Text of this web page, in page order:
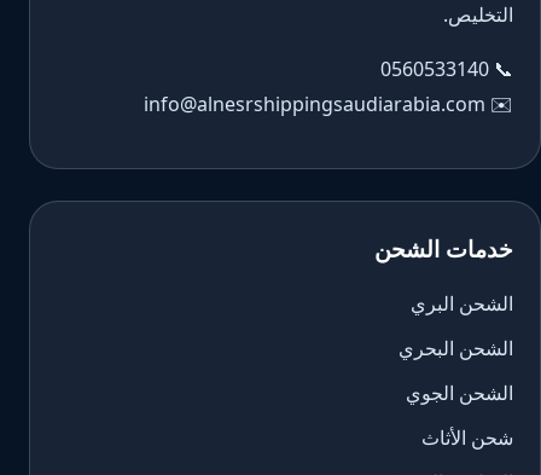
التخليص.
📞
0560533140
✉️
info@alnesrshippingsaudiarabia.com
خدمات الشحن
الشحن البري
الشحن البحري
الشحن الجوي
شحن الأثاث